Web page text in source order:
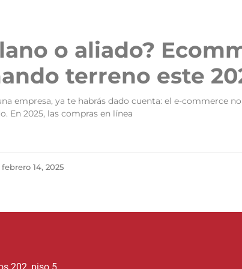
o aliado?
terreno este
empresa, ya te habrás dado cuenta: el e-commerce
En 2025, las compras en línea
febrero 14, 2025